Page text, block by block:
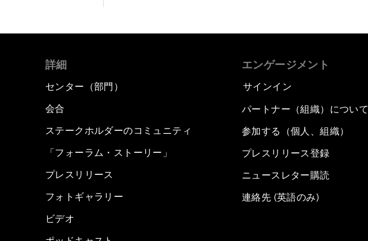
詳細
センター（部門）
会合
ステークホルダーのコミュニティ
「フォーラム・ストーリー」
プレスリリース
フォトギャラリー
ビデオ
エンゲージメント
サインイン
パートナー（組織）について
参加する（個人、組織）
プレスリリース登録
ニュースレター購読
連絡先 (英語のみ)